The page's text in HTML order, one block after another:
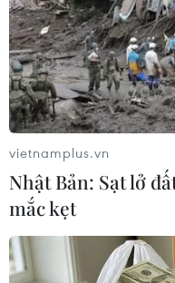
#Crocus City Hall
Theo dõi VietnamPlus
TIN LIÊN QUAN
vietnamplus.vn
Nhật Bản: Sạt lở
mắc kẹt